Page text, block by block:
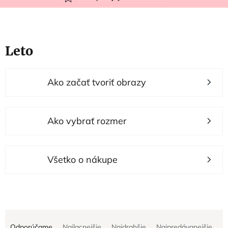
Leto
Ako začať tvoriť obrazy
Ako vybrať rozmer
Všetko o nákupe